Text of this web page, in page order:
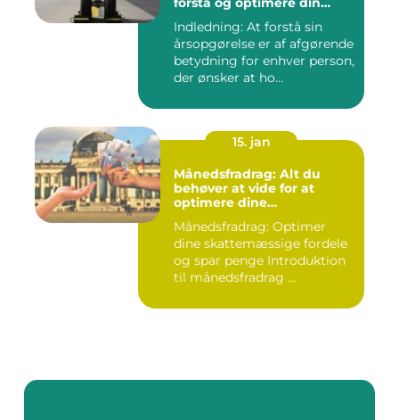
Indledning: At forstå sin
årsopgørelse er af afgørende
betydning for enhver person,
der ønsker at ho...
15. jan
Månedsfradrag: Alt du
behøver at vide for at
optimere dine
Månedsfradrag: Optimer
dine skattemæssige fordele
og spar penge Introduktion
til månedsfradrag ...